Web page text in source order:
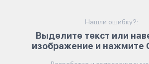
Нашли ошибку?:
Выделите текст или
изображение и нажмите